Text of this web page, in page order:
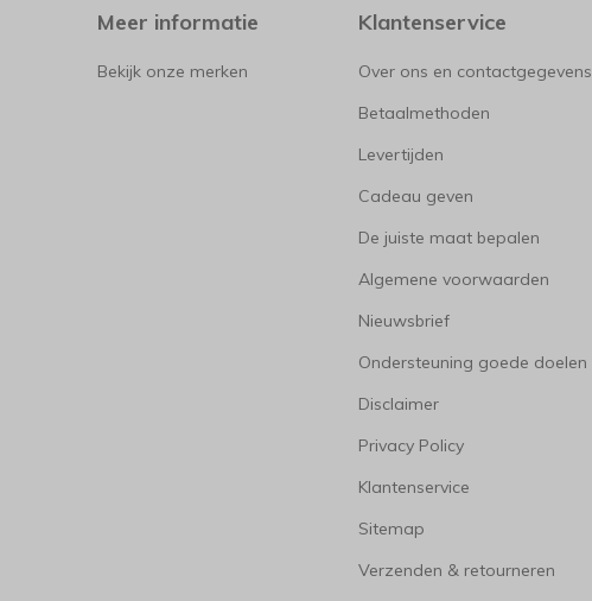
Meer informatie
Bekijk onze merken
Klantenservice
Over ons en contactgegevens
Betaalmethoden
Levertijden
Cadeau geven
De juiste maat bepalen
Algemene voorwaarden
Nieuwsbrief
Ondersteuning goede doelen
Disclaimer
Privacy Policy
Klantenservice
Sitemap
Verzenden & retourneren